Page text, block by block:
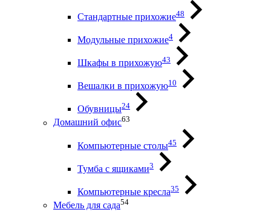
Стандартные прихожие48
Модульные прихожие4
Шкафы в прихожую43
Вешалки в прихожую10
Обувницы24
Домашний офис63
Компьютерные столы45
Тумба с ящиками3
Компьютерные кресла35
Мебель для сада54